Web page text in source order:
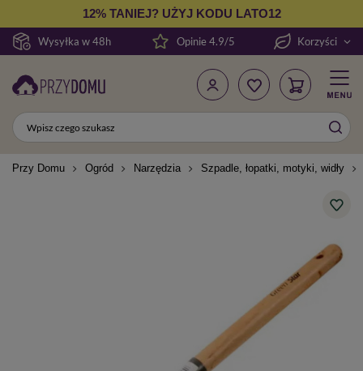
Wysyłka w 48h
12% TANIEJ? UŻYJ KODU LATO12
Opinie 4.9/5 Korzyści
Przy Domu Ogród Narzędzia Szpadle, łopatki, motyki, widły